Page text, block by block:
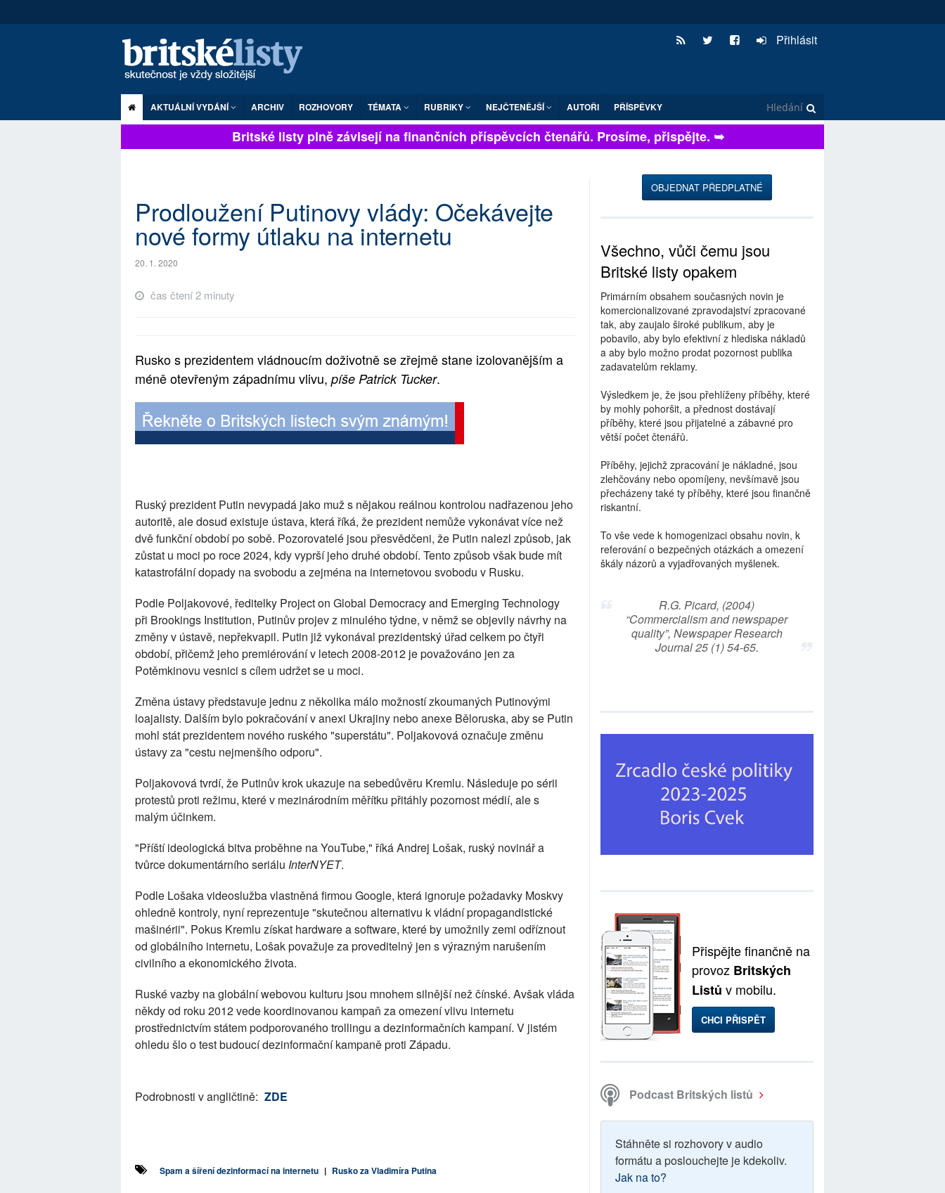
Přihlásit
AKTUÁLNÍ VYDÁNÍ ARCHIV ROZHOVORY TÉMATA RUBRIKY NEJČTENĚJŠÍ AUTOŘI PŘÍSPĚVKY
Britské listy plně závisejí na finančních příspěvcích čtenářů. Prosíme, přispějte. ➥
Prodloužení Putinovy vlády: Očekávejte
nové formy útlaku na internetu
20. 1. 2020
čas čtení 2 minuty
Rusko s prezidentem vládnoucím doživotně se zřejmě stane izolovanějším a
méně otevřeným západnímu vlivu, píše Patrick Tucker.
Ruský prezident Putin nevypadá jako muž s nějakou reálnou kontrolou nadřazenou jeho
autoritě, ale dosud existuje ústava, která říká, že prezident nemůže vykonávat více než
dvě funkční období po sobě. Pozorovatelé jsou přesvědčeni, že Putin nalezl způsob, jak
zůstat u moci po roce 2024, kdy vyprší jeho druhé období. Tento způsob však bude mít
katastrofální dopady na svobodu a zejména na internetovou svobodu v Rusku.
Podle Poljakovové, ředitelky Project on Global Democracy and Emerging Technology
při Brookings Institution, Putinův projev z minulého týdne, v němž se objevily návrhy na
změny v ústavě, nepřekvapil. Putin již vykonával prezidentský úřad celkem po čtyři
období, přičemž jeho premiérování v letech 2008-2012 je považováno jen za
Potěmkinovu vesnici s cílem udržet se u moci.
Změna ústavy představuje jednu z několika málo možností zkoumaných Putinovými
loajalisty. Dalším bylo pokračování v anexi Ukrajiny nebo anexe Běloruska, aby se Putin
mohl stát prezidentem nového ruského "superstátu". Poljakovová označuje změnu
ústavy za "cestu nejmenšího odporu".
Poljakovová tvrdí, že Putinův krok ukazuje na sebedůvěru Kremlu. Následuje po sérii
protestů proti režimu, které v mezinárodním měřítku přitáhly pozornost médií, ale s
malým účinkem.
"Příští ideologická bitva proběhne na YouTube," říká Andrej Lošak, ruský novinář a
tvůrce dokumentárního seriálu InterNYET.
Podle Lošaka videoslužba vlastněná firmou Google, která ignoruje požadavky Moskvy
ohledně kontroly, nyní reprezentuje "skutečnou alternativu k vládní propagandistické
mašinérii". Pokus Kremlu získat hardware a software, které by umožnily zemi odříznout
od globálního internetu, Lošak považuje za proveditelný jen s výrazným narušením
civilního a ekonomického života.
Ruské vazby na globální webovou kulturu jsou mnohem silnější než čínské. Avšak vláda
někdy od roku 2012 vede koordinovanou kampaň za omezení vlivu internetu
prostřednictvím státem podporovaného trollingu a dezinformačních kampaní. V jistém
ohledu šlo o test budoucí dezinformační kampaně proti Západu.
Podrobnosti v angličtině: ZDE
Spam a šíření dezinformací na internetu | Rusko za Vladimíra Putina
OBJEDNAT PŘEDPLATNÉ
Všechno, vůči čemu jsou
Britské listy opakem
Primárním obsahem současných novin je
komercionalizované zpravodajství zpracované
tak, aby zaujalo široké publikum, aby je
pobavilo, aby bylo efektivní z hlediska nákladů
a aby bylo možno prodat pozornost publika
zadavatelům reklamy.
Výsledkem je, že jsou přehlíženy příběhy, které
by mohly pohoršit, a přednost dostávají
příběhy, které jsou přijatelné a zábavné pro
větší počet čtenářů.
Příběhy, jejichž zpracování je nákladné, jsou
zlehčovány nebo opomíjeny, nevšímavě jsou
přecházeny také ty příběhy, které jsou finančně
riskantní.
To vše vede k homogenizaci obsahu novin, k
referování o bezpečných otázkách a omezení
škály názorů a vyjadřovaných myšlenek.
R.G. Picard, (2004)
“Commercialism and newspaper
quality”, Newspaper Research
Journal 25 (1) 54-65.
Přispějte finančně na
provoz Britských
Listů v mobilu.
CHCI PŘISPĚT
Podcast Britských listů
Stáhněte si rozhovory v audio
formátu a poslouchejte je kdekoliv.
Jak na to?